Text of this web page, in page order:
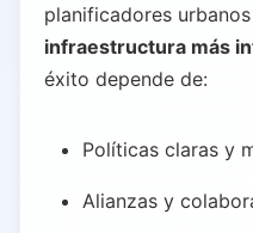
planificadores
infraestructura más
éxito depende de:
Políticas claras y
Alianzas y